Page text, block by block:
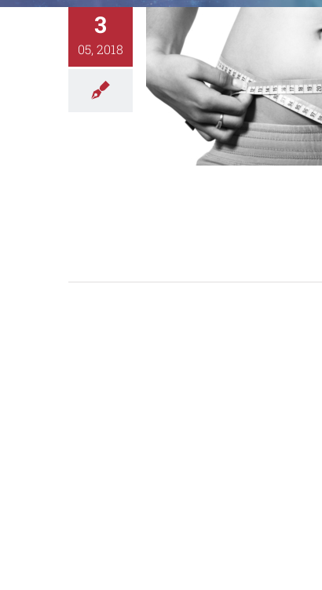
3
05, 2018